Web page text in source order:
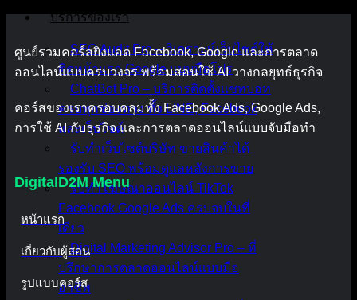
บริการของเรา
SEO Audit Pro – วิเคราะห์เว็บไซต์ให้
ติดหน้าแรก Google แบบมือโปร
ChatBot Pro – บริการติดตั้งแชทบอท
ครบทุกช่องทาง ทั้ง LINE, Facebook
และเว็บไซต์
รับทำเว็บไซต์บริษัท ขายสินค้าได้
รองรับ SEO พร้อมดูแลหลังการขาย
รับทำโฆษณาออนไลน์ TikTok
Facebook Google Ads ครบจบในที่
เดียว
Digital Marketing Advisor Pro – ที่
ปรึกษาการตลาดออนไลน์แบบมือ
อาชีพ
ศูนย์รวมคอร์สยิงแอด Facebook, Google และการตลาด
ออนไลน์แบบครบวงจร พร้อมสอนใช้ AI วางกลยุทธ์ธุรกิจ
คอร์สของเราครอบคลุมทั้ง Facebook Ads, Google Ads,
การใช้ AI กับธุรกิจ และการตลาดออนไลน์แบบจับมือทำ
DigitalD2M Menu
หน้าแรก
เกี่ยวกับผู้สอน
รูปแบบคอร์ส